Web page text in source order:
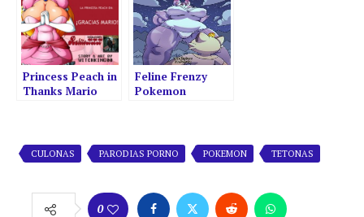
Princess Peach in
Thanks Mario
Feline Frenzy
Pokemon
CULONAS PARODIAS PORNO POKEMON TETONAS
0